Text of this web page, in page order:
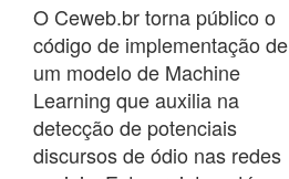
O Ceweb.br torna público o
código de implementação de
um modelo de Machine
Learning que auxilia na
detecção de potenciais
discursos de ódio nas redes